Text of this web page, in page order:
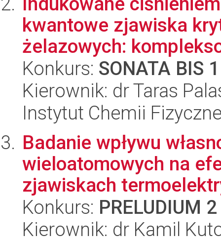
kwantowe zjawiska
żelazowych:
Konkurs: SONATA BIS 1
Kierownik: dr Taras
Instytut Chemii
Badanie wpływu
wieloatomowych na
zjawiskach
Konkurs: PRELUDIUM 2
Kierownik: dr Kamil